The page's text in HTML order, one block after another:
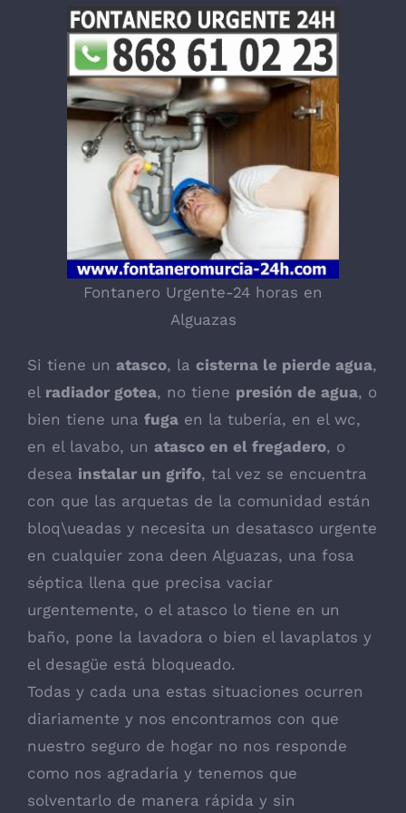
Fontanero Urgente-24 horas en
Alguazas
Si tiene un atasco, la cisterna le pierde agua,
el radiador gotea, no tiene presión de agua, o
bien tiene una fuga en la tubería, en el wc,
en el lavabo, un atasco en el fregadero, o
desea instalar un grifo, tal vez se encuentra
con que las arquetas de la comunidad están
bloq\ueadas y necesita un desatasco urgente
en cualquier zona deen Alguazas, una fosa
séptica llena que precisa vaciar
urgentemente, o el atasco lo tiene en un
baño, pone la lavadora o bien el lavaplatos y
el desagüe está bloqueado.
Todas y cada una estas situaciones ocurren
diariamente y nos encontramos con que
nuestro seguro de hogar no nos responde
como nos agradaría y tenemos que
solventarlo de manera rápida y sin